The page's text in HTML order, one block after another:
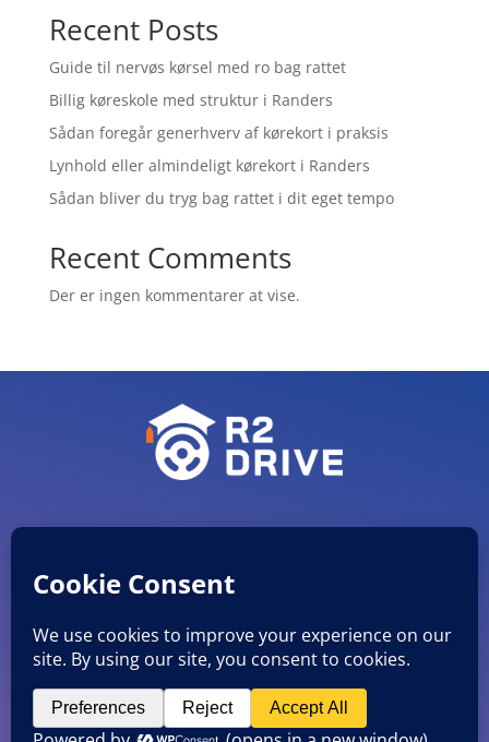
Recent Posts
Guide til nervøs kørsel med ro bag rattet
Billig køreskole med struktur i Randers
Sådan foregår generhverv af kørekort i praksis
Lynhold eller almindeligt kørekort i Randers
Sådan bliver du tryg bag rattet i dit eget tempo
Recent Comments
Der er ingen kommentarer at vise.
CVR nr. 38051482
Mobil: 27846920 E-mail: info@r2drive.dk
Rådmands Boulevard 5 st.th., 8900 Randers C